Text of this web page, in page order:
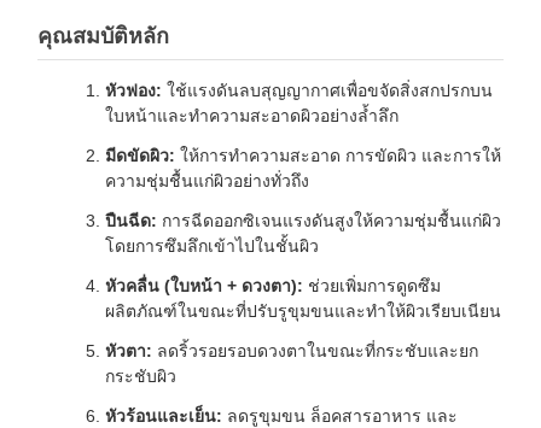
คุณสมบัติหลัก
หัวฟอง: ใช้แรงดันลบสุญญากาศเพื่อขจัดสิ่งสกปรกบน
ใบหน้าและทำความสะอาดผิวอย่างล้ำลึก
มีดขัดผิว: ให้การทำความสะอาด การขัดผิว และการให้
ความชุ่มชื้นแก่ผิวอย่างทั่วถึง
ปืนฉีด: การฉีดออกซิเจนแรงดันสูงให้ความชุ่มชื้นแก่ผิว
โดยการซึมลึกเข้าไปในชั้นผิว
หัวคลื่น (ใบหน้า + ดวงตา): ช่วยเพิ่มการดูดซึม
ผลิตภัณฑ์ในขณะที่ปรับรูขุมขนและทำให้ผิวเรียบเนียน
หัวตา: ลดริ้วรอยรอบดวงตาในขณะที่กระชับและยก
กระชับผิว
หัวร้อนและเย็น: ลดรูขุมขน ล็อคสารอาหาร และ